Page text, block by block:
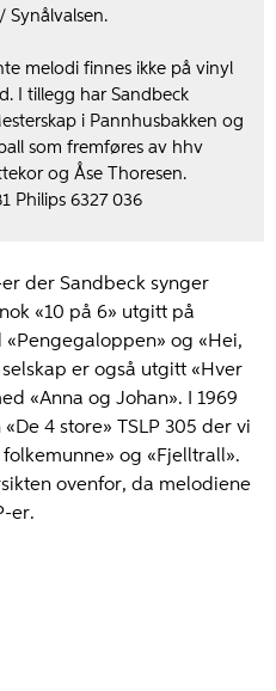
Synålvalsen.
melodi finnes ikke på vinyl
I tillegg har Sandbeck
i Pannhusbakken og
som fremføres av hhv
og Åse Thoresen.
Philips 6327 036
der Sandbeck synger
«10 på 6» utgitt på
«Pengegaloppen» og «Hei,
er også utgitt «Hver
«Anna og Johan». I 1969
4 store» TSLP 305 der vi
og «Fjelltrall».
ovenfor, da melodiene
er.